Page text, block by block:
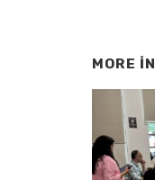
MORE IN